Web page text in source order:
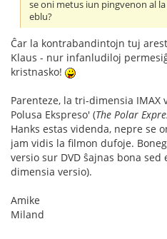
se oni metus iun pingvenon al
eblu?
Ĉar la kontrabandintojn tuj
Klaus - nur infanludiloj
kristnasko!
Parenteze, la tri-dimensia
Polusa Ekspreso' (The Polar
Hanks estas videnda, nepre se
jam vidis la filmon dufoje.
versio sur DVD ŝajnas bona
dimensia versio).
Amike
Miland